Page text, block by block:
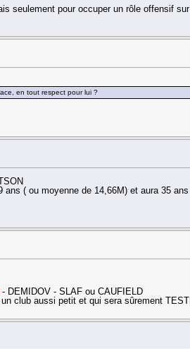
seulement pour occuper un rôle offensif
en tout respect pour lui ?
( ou moyenne de 14,66M) et aura 35
- DEMIDOV - SLAF ou CAUFIELD
club aussi petit et qui sera sûrement